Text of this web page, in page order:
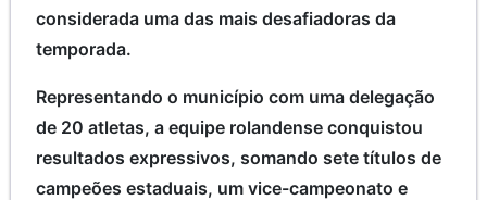
considerada uma das mais desafiadoras da
temporada.
Representando o município com uma delegação
de 20 atletas, a equipe rolandense conquistou
resultados expressivos, somando sete títulos de
campeões estaduais, um vice-campeonato e